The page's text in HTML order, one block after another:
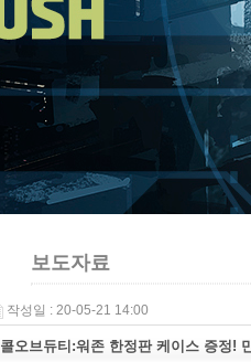
보도자료
작성일 : 20-05-21 14:00
콜오브듀티:워존 한정판 케이스 증정!